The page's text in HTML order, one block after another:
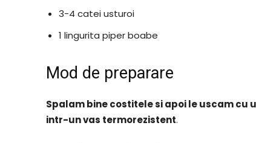
3-4 catei usturoi
1 lingurita piper boabe
Mod de preparare
Spalam bine costitele si apoi le uscam cu
intr-un vas termorezistent.